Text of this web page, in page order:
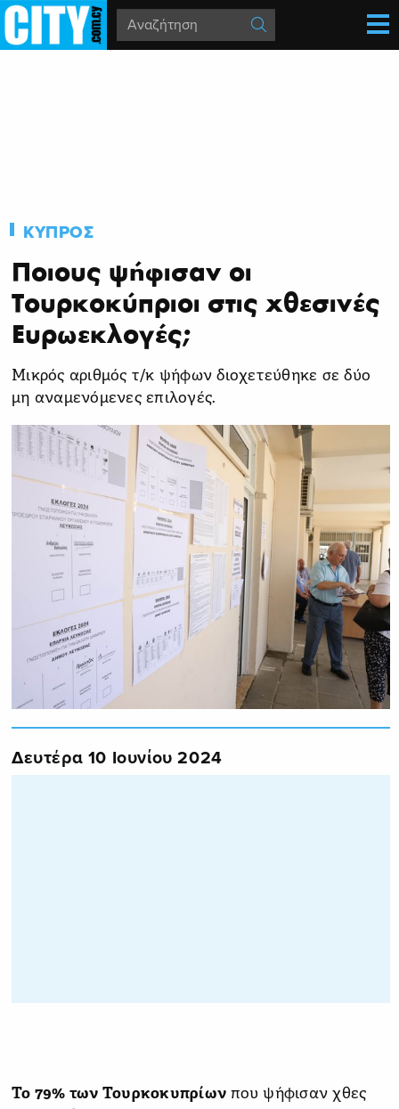
ΚΥΠΡΟΣ
Ποιους ψήφισαν οι
Τουρκοκύπριοι στις χθεσινές
Ευρωεκλογές;
Μικρός αριθμός τ/κ ψήφων διοχετεύθηκε σε δύο
μη αναμενόμενες επιλογές.
Δευτέρα 10 Ιουνίου 2024
Το 79% των Τουρκοκυπρίων που ψήφισαν χθες